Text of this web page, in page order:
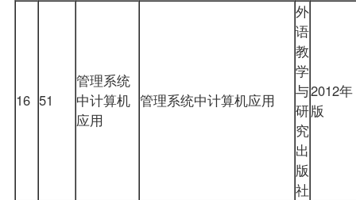
16 51
管理系统
中计算机
应用
管理系统中计算机应用
外
语
教
学
与
研
究
出
版
社
2012年
版